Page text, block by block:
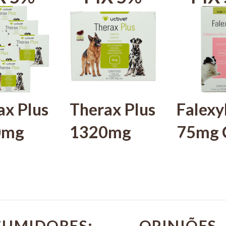
Plus
UCBVET
Therax Plus
1320mg
Vermífugo UCBVET
75mg
Para